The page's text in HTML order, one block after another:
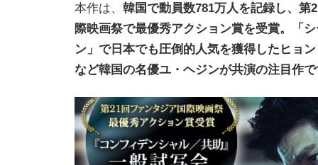
本作は、 韓国で動員数781万人を記録し、第
際映画祭で最優秀アクション賞を受賞。「
ン」で日本でも圧倒的人気を獲得したヒョ
など韓国の名優ユ・ヘジンが共演の注目作